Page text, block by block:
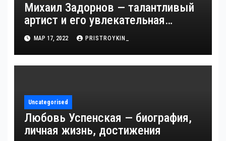
Михаил Задорнов — талантливый
артист и его увлекательная
биография — выдающиеся
достижения, известность и
интересные факты из личной
МАР 17, 2022 PRISTROYKIN_
Uncategorised
Любовь Успенская — биография,
личная жизнь, достижения